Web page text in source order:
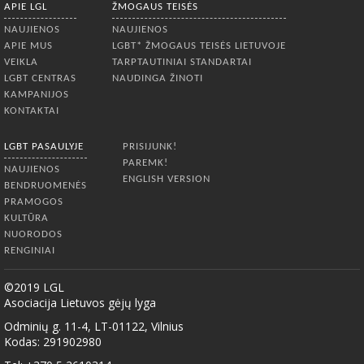
APIE LGL
NAUJIENOS
APIE MUS
VEIKLA
LGBT CENTRAS
KAMPANIJOS
KONTAKTAI
ŽMOGAUS TEISĖS
NAUJIENOS
LGBT* ŽMOGAUS TEISĖS LIETUVOJE
TARPTAUTINIAI STANDARTAI
NAUDINGA ŽINOTI
LGBT PASAULYJE
NAUJIENOS
BENDRUOMENĖS
PRAMOGOS
KULTŪRA
NUORODOS
RENGINIAI
PRISIJUNK!
PAREMK!
ENGLISH VERSION
©2019 LGL
Asociacija Lietuvos gėjų lyga
Odminių g. 11-4, LT-01122, Vilnius
Kodas: 291902980